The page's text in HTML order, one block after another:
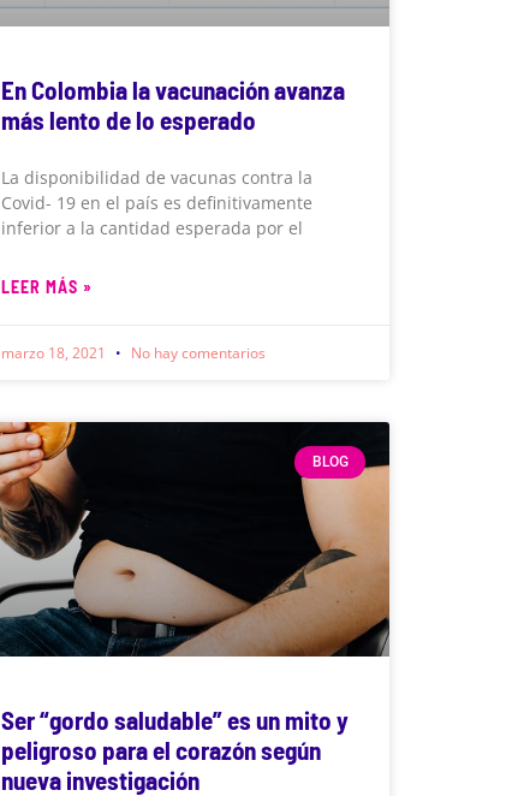
En Colombia la vacunación avanza
más lento de lo esperado
La disponibilidad de vacunas contra la
Covid- 19 en el país es definitivamente
inferior a la cantidad esperada por el
LEER MÁS »
marzo 18, 2021 No hay comentarios
BLOG
Ser “gordo saludable” es un mito y
peligroso para el corazón según
nueva investigación